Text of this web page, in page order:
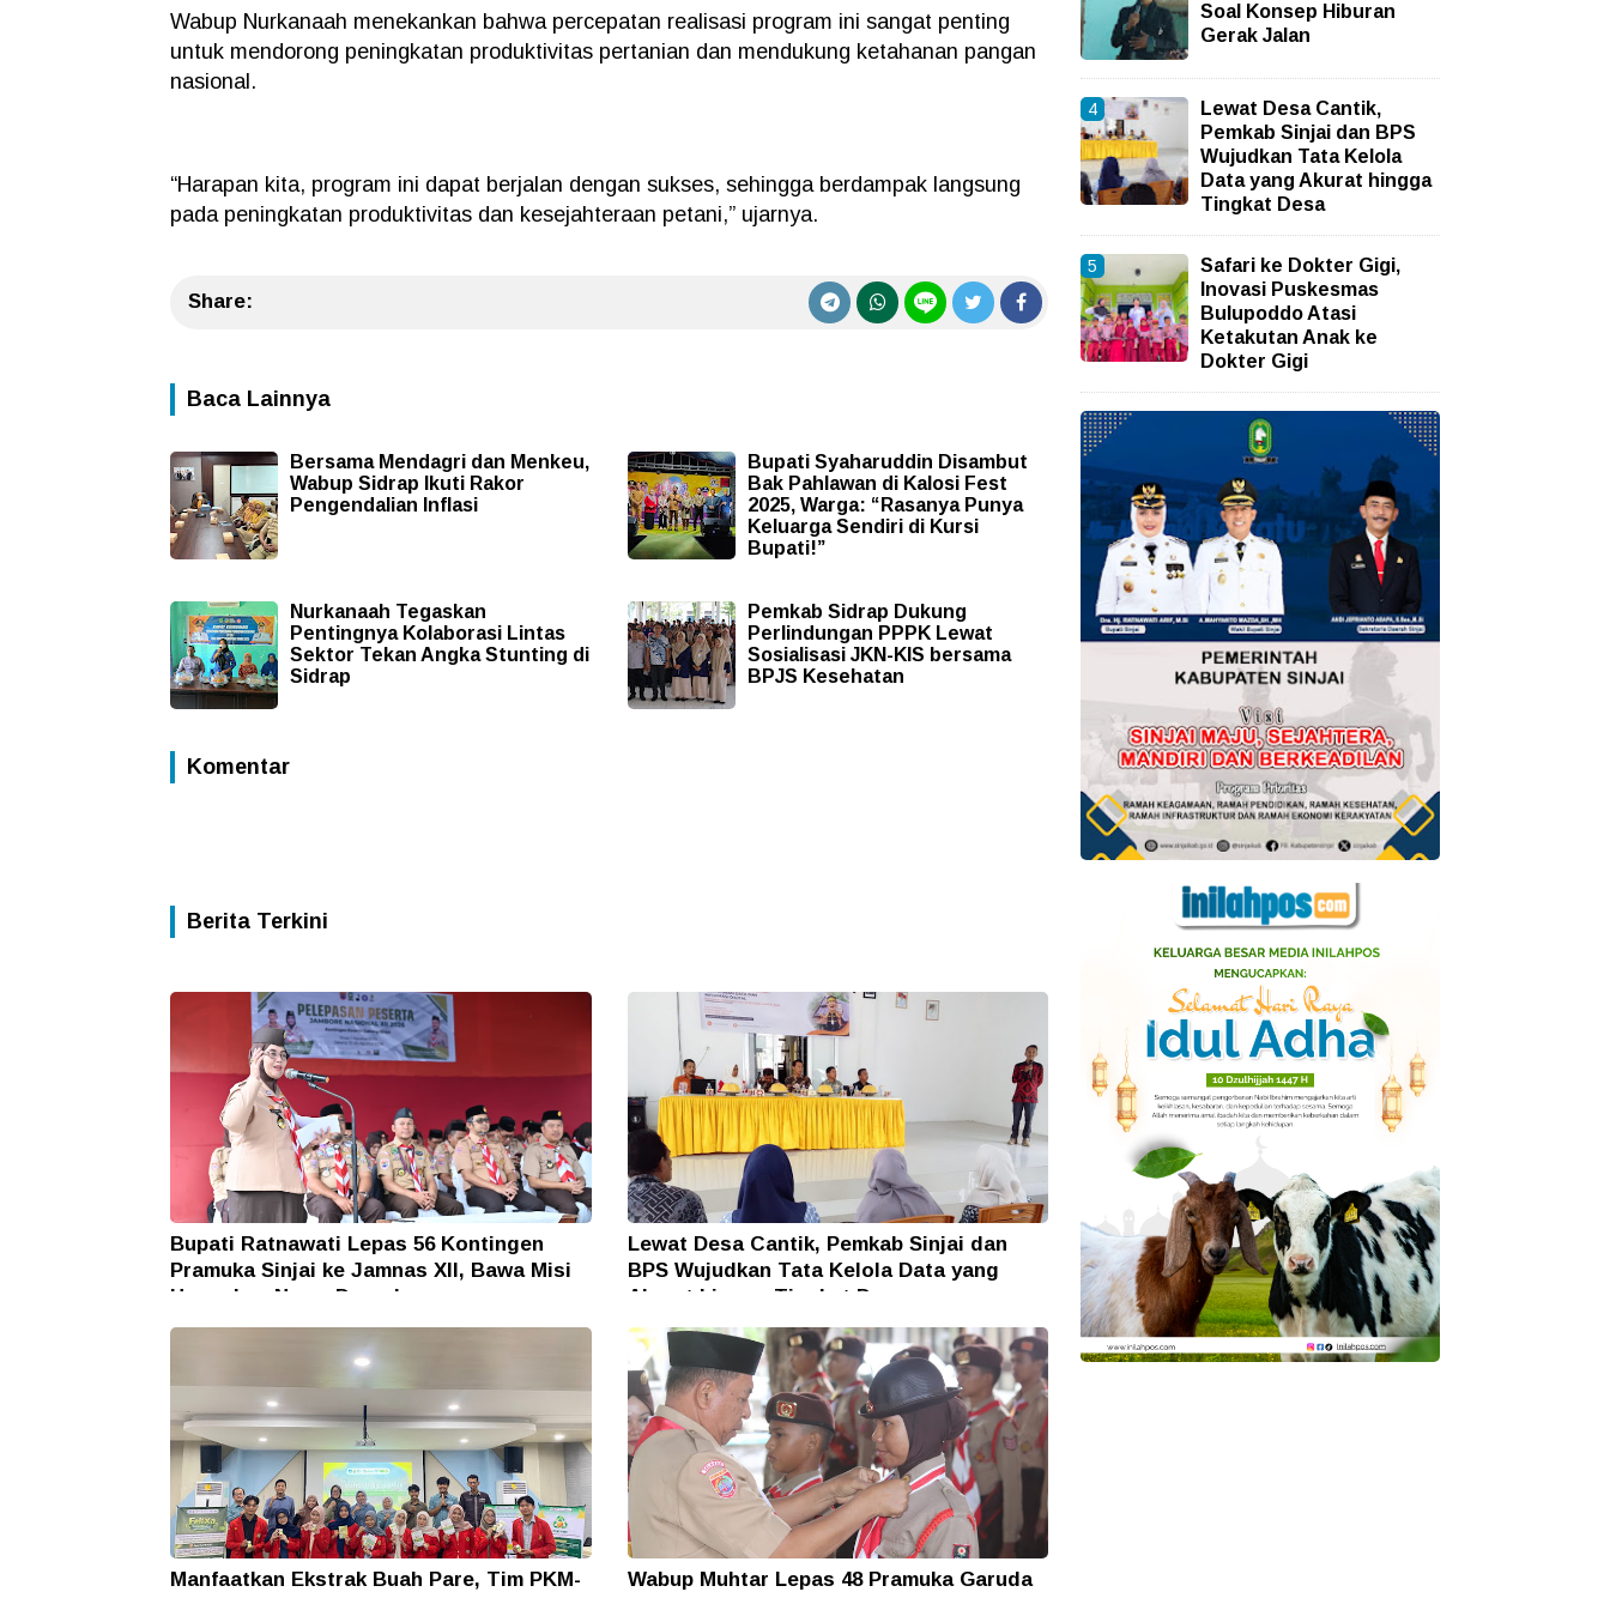
Wabup Nurkanaah menekankan bahwa percepatan realisasi program ini sangat penting
untuk mendorong peningkatan produktivitas pertanian dan mendukung ketahanan pangan
nasional.
“Harapan kita, program ini dapat berjalan dengan sukses, sehingga berdampak langsung
pada peningkatan produktivitas dan kesejahteraan petani,” ujarnya.
Share:
Baca Lainnya
Bersama Mendagri dan Menkeu,
Wabup Sidrap Ikuti Rakor
Pengendalian Inflasi
Bupati Syaharuddin Disambut
Bak Pahlawan di Kalosi Fest
2025, Warga: “Rasanya Punya
Keluarga Sendiri di Kursi
Bupati!”
Nurkanaah Tegaskan
Pentingnya Kolaborasi Lintas
Sektor Tekan Angka Stunting di
Sidrap
Pemkab Sidrap Dukung
Perlindungan PPPK Lewat
Sosialisasi JKN-KIS bersama
BPJS Kesehatan
Komentar
Berita Terkini
Bupati Ratnawati Lepas 56 Kontingen
Pramuka Sinjai ke Jamnas XII, Bawa Misi
Harumkan Nama Daerah
Lewat Desa Cantik, Pemkab Sinjai dan
BPS Wujudkan Tata Kelola Data yang
Akurat hingga Tingkat Desa
Manfaatkan Ekstrak Buah Pare, Tim PKM-
Wabup Muhtar Lepas 48 Pramuka Garuda
Soal Konsep Hiburan
Gerak Jalan
Lewat Desa Cantik,
Pemkab Sinjai dan BPS
Wujudkan Tata Kelola
Data yang Akurat hingga
Tingkat Desa
Safari ke Dokter Gigi,
Inovasi Puskesmas
Bulupoddo Atasi
Ketakutan Anak ke
Dokter Gigi